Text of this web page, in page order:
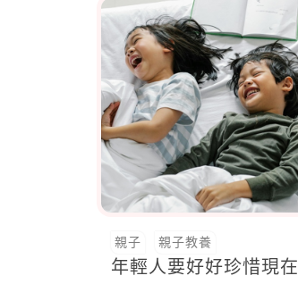
親子 親子教養
年輕人要好好珍惜現在